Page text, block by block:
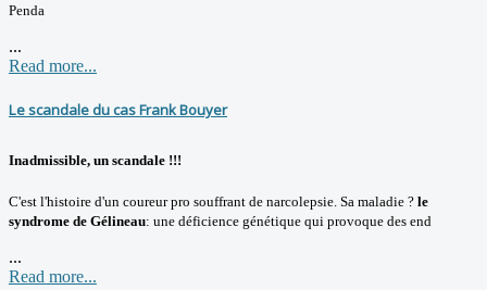
Penda
...
Read more...
Le scandale du cas Frank Bouyer
Inadmissible, un scandale !!!
C'est l'histoire d'un coureur pro souffrant de narcolepsie. Sa maladie ? le
syndrome de Gélineau: une déficience génétique qui provoque des end
...
Read more...